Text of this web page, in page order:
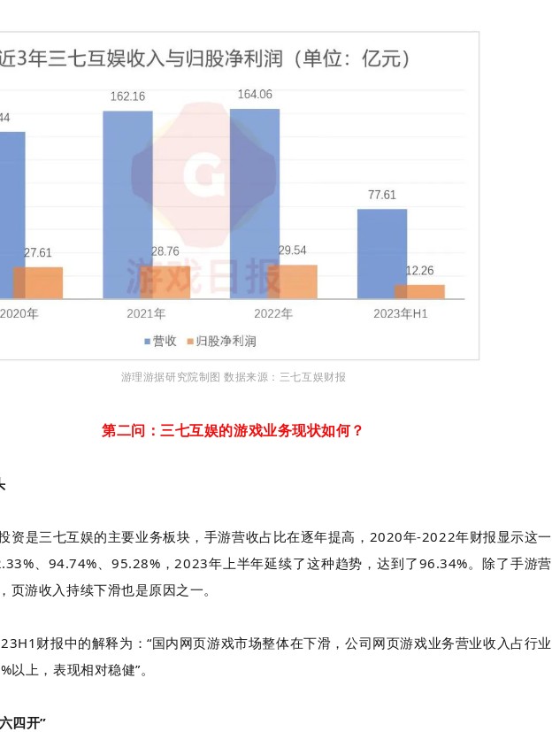
游理游据研究院制图 数据来源：三七互娱财报
第二问：三七互娱的游戏业务现状如何？
资是三七互娱的主要业务板块，手游营收占比在逐年提高，2020年-2022年财报显示这一
、94.74%、95.28%，2023年上半年延续了这种趋势，达到了96.34%。除了手游营
页游收入持续下滑也是原因之一。
财报中的解释为：“国内网页游戏市场整体在下滑，公司网页游戏业务营业收入占行业
以上，表现相对稳健”。
四开”